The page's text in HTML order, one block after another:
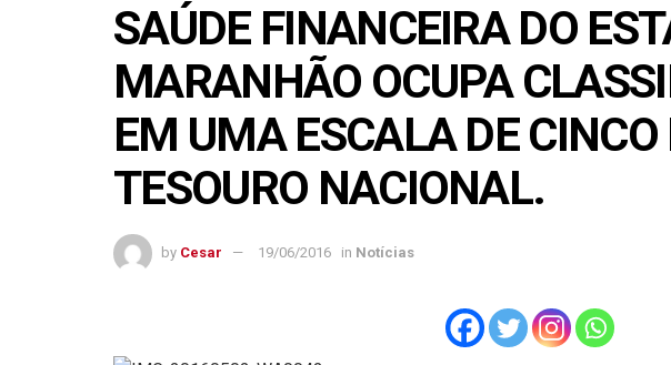
SAÚDE FINANCEIRA DO
MARANHÃO OCUPA
EM UMA ESCALA DE CINCO
TESOURO NACIONAL.
by Cesar 19/06/2016 in Notícias